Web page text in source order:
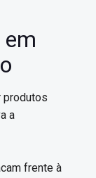
em
produtos
a
frente à